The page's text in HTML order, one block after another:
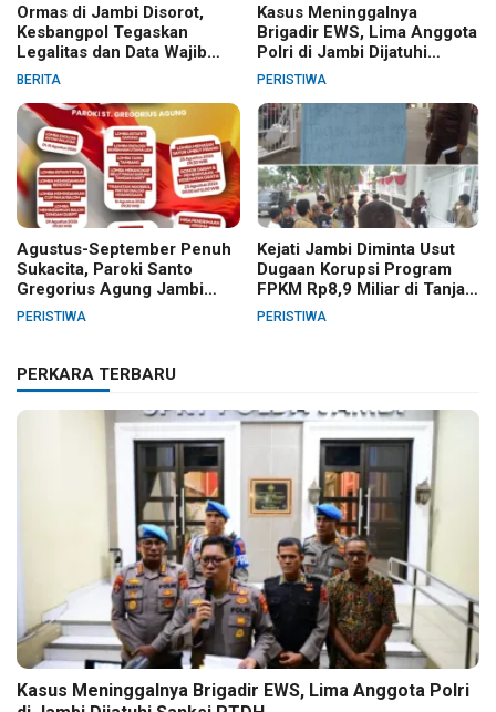
Ormas di Jambi Disorot,
Kesbangpol Tegaskan
Legalitas dan Data Wajib
Jelas
BERITA
Kasus Meninggalnya
Brigadir EWS, Lima Anggota
Polri di Jambi Dijatuhi
Sanksi PTDH
PERISTIWA
Agustus-September Penuh
Sukacita, Paroki Santo
Gregorius Agung Jambi
Gelar Berbagai Kegiatan
PERISTIWA
Kejati Jambi Diminta Usut
Dugaan Korupsi Program
FPKM Rp8,9 Miliar di Tanjab
Barat
PERISTIWA
PERKARA TERBARU
Kasus Meninggalnya Brigadir EWS, Lima Anggota Polri